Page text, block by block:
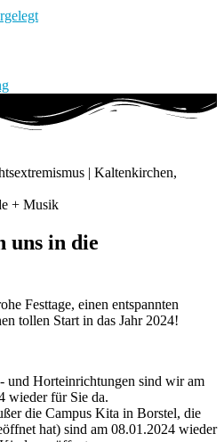
| Kaltenkirchen,
+ Musik
uns in die
Festtage, einen entspannten
tollen Start in das Jahr 2024!
und Horteinrichtungen sind wir am
wieder für Sie da.
die Campus Kita in Borstel, die
hat) sind am 08.01.2024 wieder